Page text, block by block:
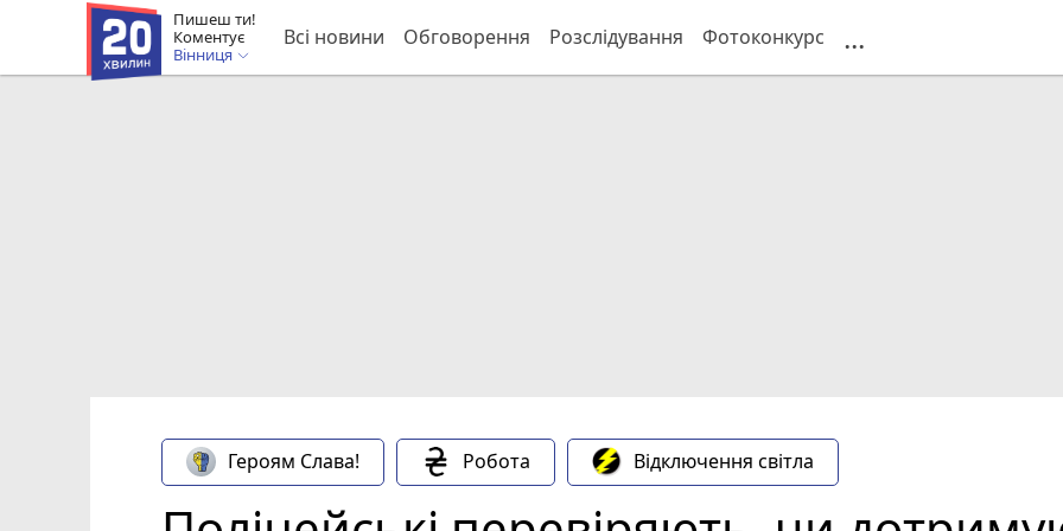
Пишеш ти!
Коментує
Вінниця
Всі новини Обговорення Розслідування Фотоконкурс ...
Героям Слава! Робота Відключення світла